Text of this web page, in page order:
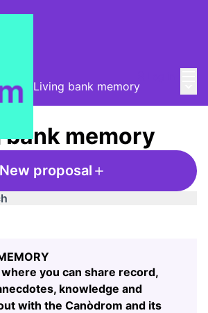
/ 📸 Living bank memory
bank memory
New proposal
you can share record,
knowledge and
with the Canòdrom and its